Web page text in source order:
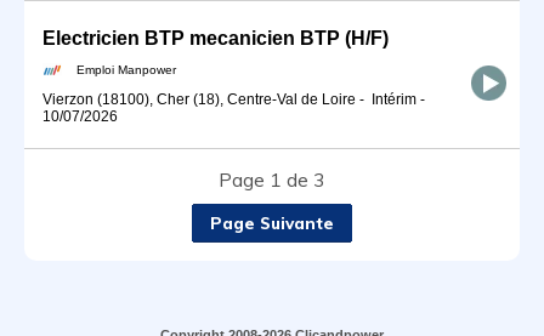
Electricien BTP mecanicien BTP (H/F)
Emploi Manpower
Vierzon (18100), Cher (18), Centre-Val de Loire - Intérim -
10/07/2026
Page 1 de 3
Page Suivante